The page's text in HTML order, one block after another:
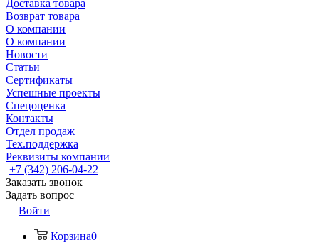
Доставка товара
Возврат товара
О компании
О компании
Новости
Статьи
Сертификаты
Успешные проекты
Спецоценка
Контакты
Отдел продаж
Тех.поддержка
Реквизиты компании
+7 (342) 206-04-22
Заказать звонок
Задать вопрос
Войти
Корзина0